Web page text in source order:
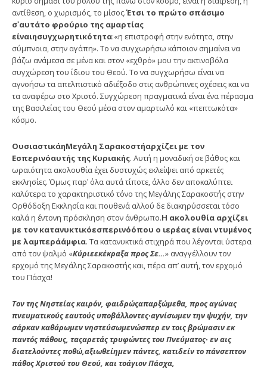
αντίθεση, ο χωρισμός, το μίσος.Έτσι το πρώτο σπάσιμο
σʹαυτάτο φρούριο της αμαρτίας
είναιησυγχωρητικότητα:«η επιστροφή στην ενότητα, στην
σύμπνοια, στην αγάπη». Το να συγχωρήσω κάποιον σημαίνει να
βάζω ανάμεσα σε μένα και στον «εχθρό» μου την ακτινοβόλα
συγχώρεση του ίδιου του Θεού. Το να συγχωρήσω είναι να
αγνοήσω τα απελπιστικό αδιέξοδο στις ανθρώπινες σχέσεις και να
τα αναφέρω στο Χριστό. Συγχώρεση πραγματικά είναι ένα πέρασμα
της Βασιλείας του Θεού μέσα στον αμαρτωλό και «πεπτωκότα»
κόσμο.
ΟυσιαστικάηΜεγάλη Σαρακοστήαρχίζει με τον
Εσπερινόαυτής της Κυριακής. Αυτή η μοναδική σε βάθος και
ωραιότητα ακολουθία έχει δυστυχώς εκλείψει από αρκετές
εκκλησίες. Όμως παρʹ όλα αυτά τίποτε, άλλο δεν αποκαλύπτει
καλύτερα το χαρακτηριστικό τόνο της Μεγάλης Σαρακοστής στην
Ορθόδοξη Εκκλησία και πουθενά αλλού δε διακηρύσσεται τόσο
καλά η έντονη πρόσκληση στον άνθρωπο.Η ακολουθία αρχίζει
με τον κατανυκτικόεσπερινόόπου ο ιερέας είναι ντυμένος
με λαμπεράάμφια. Τα κατανυκτικά στιχηρά που λέγονται ύστερα
από τον ψαλμό «Κύριεεκέκραξα προς Σε…» αναγγέλλουν τον
ερχομό της Μεγάλης Σαρακοστής και, πέρα απ’ αυτή, τον ερχομό
του Πάσχα!
Τον της Νηστείας καιρόν, φαιδρώςαπαρξώμεθα, προς αγώνας
πνευματικούς εαυτούς υποβάλλοντες∙αγνίσωμεν την ψυχήν, την
σάρκαν καθάρωμεν νηστεύσωμενώσπερ εν τοις βρώμασιν εκ
παντός πάθους, ταςαρετάς τρυφώντες του Πνεύματος∙ εν αις
διατελούντες ποθώ,αξιωθείημεν πάντες, κατιδείν το πάνσεπτον
πάθος Χριστού του Θεού, και τοάγιον Πάσχα,